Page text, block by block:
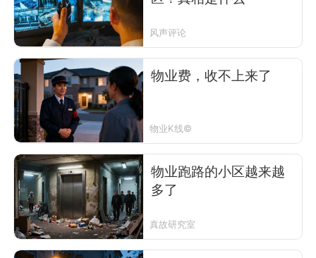
风声评论
物业费，收不上来了
物业K线©
物业跑路的小区越来越
多了
真故研究室